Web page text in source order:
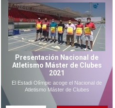
Presentación Nacional de
Atletismo Máster de Clubes
2021
El Estadi Olímpic acoge el Nacional de
Atletismo Máster de Clubes